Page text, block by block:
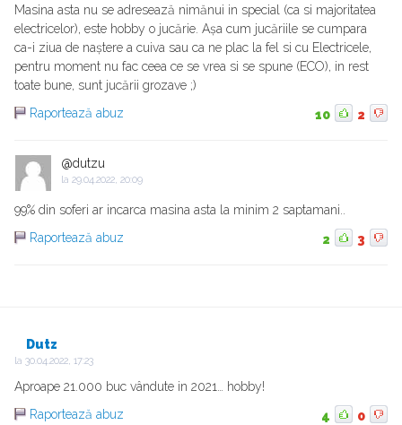
Masina asta nu se adresează nimănui in special (ca si majoritatea
electricelor), este hobby o jucărie. Așa cum jucăriile se cumpara
ca-i ziua de naștere a cuiva sau ca ne plac la fel si cu Electricele,
pentru moment nu fac ceea ce se vrea si se spune (ECO), in rest
toate bune, sunt jucării grozave ;)
Raportează abuz
10 2
@dutzu
la 29.04.2022, 20:09
99% din soferi ar incarca masina asta la minim 2 saptamani..
Raportează abuz
2 3
Dutz
la 30.04.2022, 17:23
Aproape 21.000 buc vândute in 2021… hobby!
Raportează abuz
4 0